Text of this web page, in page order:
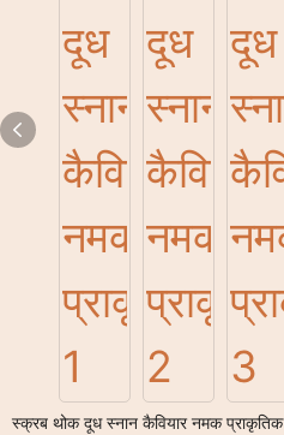
स्क्रब थोक दूध स्नान कैवियार नमक प्राकृतिक